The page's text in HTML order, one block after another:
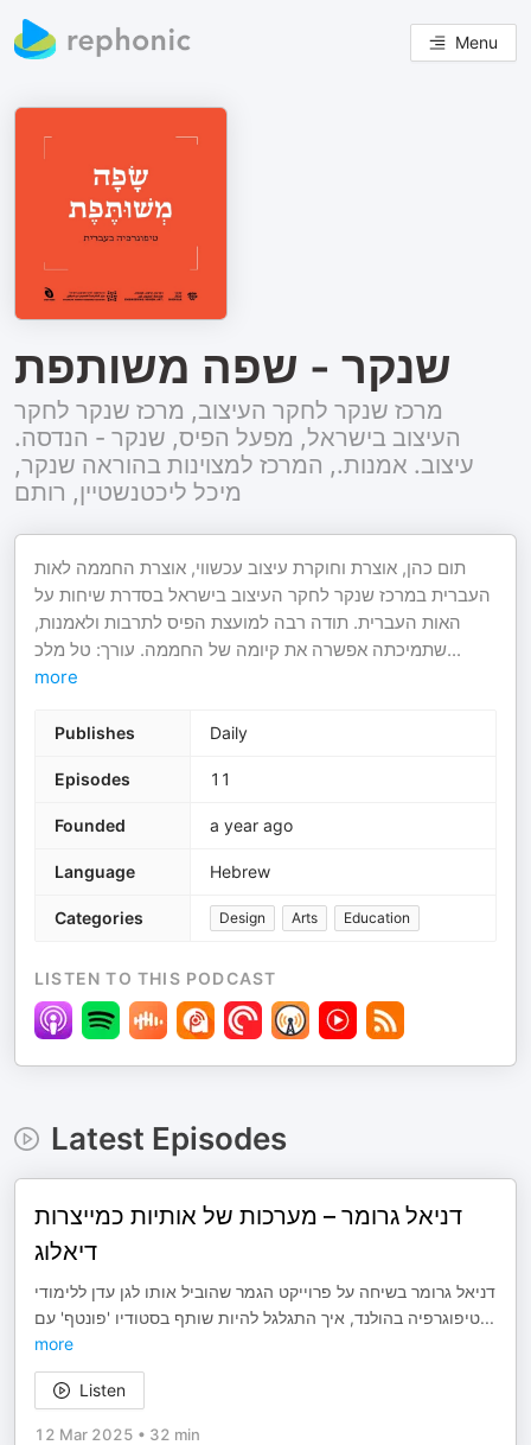
Menu
שנקר - שפה משותפת
מרכז שנקר לחקר העיצוב, מרכז שנקר לחקר
העיצוב בישראל, מפעל הפיס, שנקר - הנדסה.
עיצוב. אמנות., המרכז למצוינות בהוראה שנקר,
מיכל ליכטנשטיין, רותם
תום כהן, אוצרת וחוקרת עיצוב עכשווי, אוצרת החממה לאות
העברית במרכז שנקר לחקר העיצוב בישראל בסדרת שיחות על
האות העברית. תודה רבה למועצת הפיס לתרבות ולאמנות,
שתמיכתה אפשרה את קיומה של החממה. עורך: טל מלכ...
more
Publishes Daily
Episodes 11
Founded a year ago
Language Hebrew
Categories Design Arts Education
LISTEN TO THIS PODCAST
Latest Episodes
דניאל גרומר – מערכות של אותיות כמייצרות
דיאלוג
דניאל גרומר בשיחה על פרוייקט הגמר שהוביל אותו לגן עדן ללימודי
טיפוגרפיה בהולנד, איך התגלגל להיות שותף בסטודיו 'פונטף' עם...
more
Listen
12 Mar 2025 • 32 min